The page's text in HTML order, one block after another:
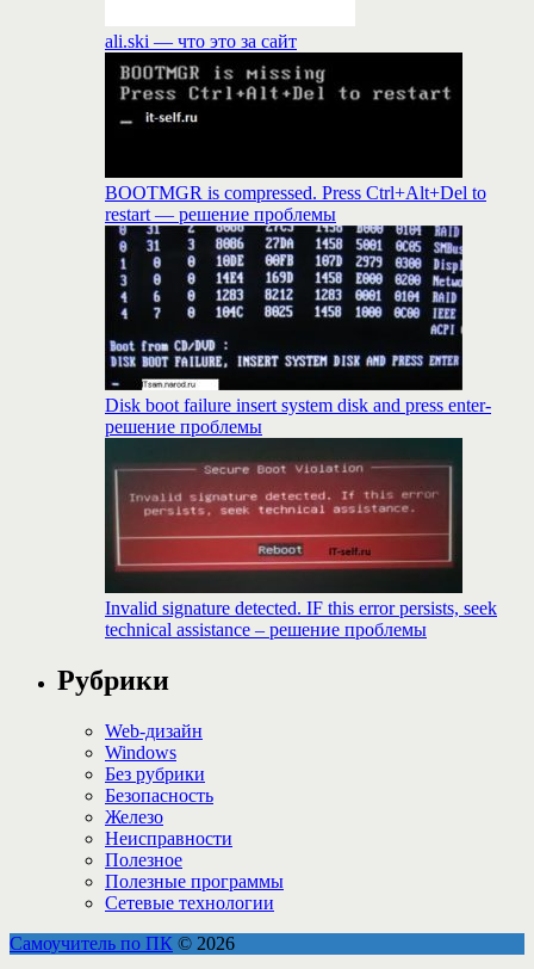
ali.ski — что это за сайт
BOOTMGR is compressed. Press Ctrl+Alt+Del to
restart — решение проблемы
Disk boot failure insert system disk and press enter-
решение проблемы
Invalid signature detected. IF this error persists, seek
technical assistance – решение проблемы
Рубрики
Web-дизайн
Windows
Без рубрики
Безопасность
Железо
Неисправности
Полезное
Полезные программы
Сетевые технологии
Самоучитель по ПК © 2026